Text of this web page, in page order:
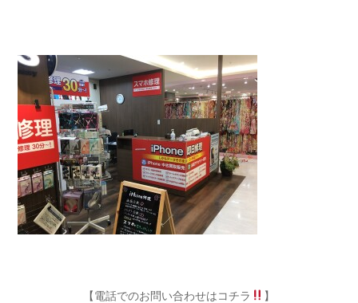
【電話でのお問い合わせはコチラ 】